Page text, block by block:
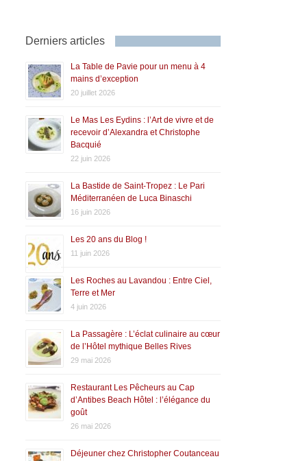
Derniers articles
La Table de Pavie pour un menu à 4
mains d’exception
20 juillet 2026
Le Mas Les Eydins : l’Art de vivre et de
recevoir d’Alexandra et Christophe
Bacquié
22 juin 2026
La Bastide de Saint-Tropez : Le Pari
Méditerranéen de Luca Binaschi
16 juin 2026
Les 20 ans du Blog !
11 juin 2026
Les Roches au Lavandou : Entre Ciel,
Terre et Mer
4 juin 2026
La Passagère : L’éclat culinaire au cœur
de l’Hôtel mythique Belles Rives
29 mai 2026
Restaurant Les Pêcheurs au Cap
d’Antibes Beach Hôtel : l’élégance du
goût
26 mai 2026
Déjeuner chez Christopher Coutanceau